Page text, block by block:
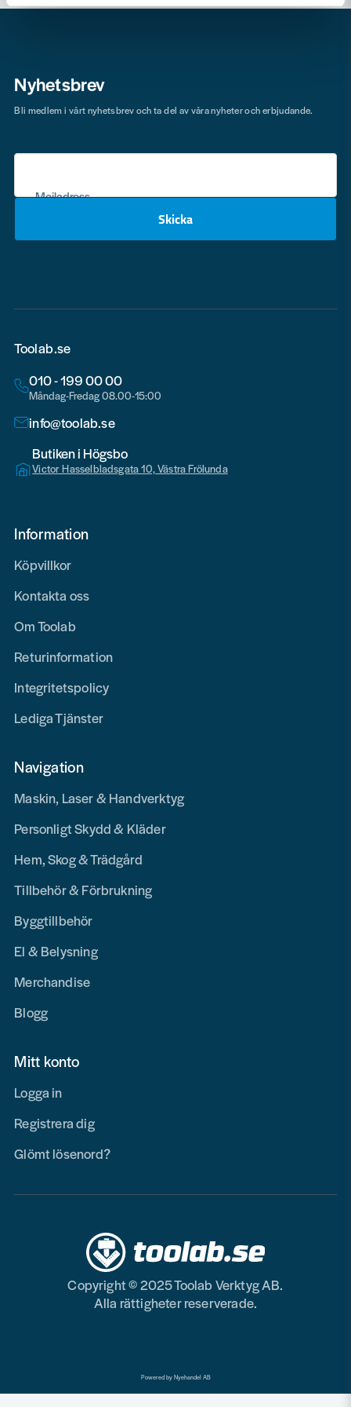
Mejladress
Ja, ni får publicera min fråga
Skicka fråga
Nyhetsbrev
Mejladress
Skicka
Bli medlem i vårt nyhetsbrev och ta del av våra nyheter och erbjudande.
Toolab.se
010 - 199 00 00
Måndag-Fredag 08.00-15:00
info@toolab.se
Butiken i Högsbo
Victor Hasselbladsgata 10, Västra Frölunda
Information
Köpvillkor
Kontakta oss
Om Toolab
Returinformation
Integritetspolicy
Lediga Tjänster
Navigation
Maskin, Laser & Handverktyg
Personligt Skydd & Kläder
Hem, Skog & Trädgård
Tillbehör & Förbrukning
Byggtillbehör
El & Belysning
Merchandise
Blogg
Mitt konto
Logga in
Registrera dig
Glömt lösenord?
Copyright © 2025 Toolab Verktyg AB.
Alla rättigheter reserverade.
Powered by Nyehandel AB